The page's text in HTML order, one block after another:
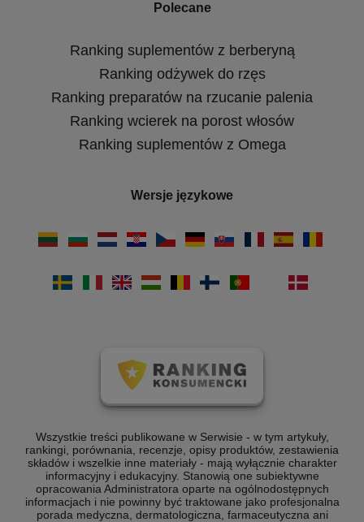
Polecane
Ranking suplementów z berberyną
Ranking odżywek do rzęs
Ranking preparatów na rzucanie palenia
Ranking wcierek na porost włosów
Ranking suplementów z Omega
Wersje językowe
Wszystkie treści publikowane w Serwisie - w tym artykuły,
rankingi, porównania, recenzje, opisy produktów, zestawienia
składów i wszelkie inne materiały - mają wyłącznie charakter
informacyjny i edukacyjny. Stanowią one subiektywne
opracowania Administratora oparte na ogólnodostępnych
informacjach i nie powinny być traktowane jako profesjonalna
porada medyczna, dermatologiczna, farmaceutyczna ani